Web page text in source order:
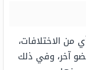
الاختلافات،
آخر، وفي ذلك